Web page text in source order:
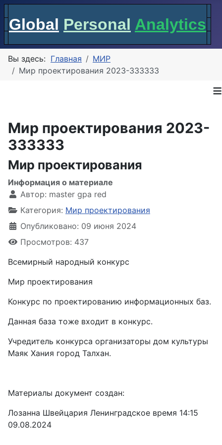
Global Personal Analytics
Вы здесь: Главная
МИР
Мир проектирования 2023-333333
≡
Мир проектирования 2023-
333333
Мир проектирования
Информация о материале
Автор: master gpa red
Категория: Мир проектирования
Опубликовано: 09 июня 2024
Просмотров: 437
Всемирный народный конкурс
Мир проектирования
Конкурс по проектированию информационных баз.
Данная база тоже входит в конкурс.
Учредитель конкурса организаторы дом культуры
Маяк Хания город Талхан.
Материалы документ создан:
Лозанна Швейцария Ленинградское время 14:15
09.08.2024